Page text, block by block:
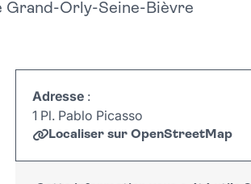
Grand-Orly-Seine-Bièvre
Adresse :
1 Pl. Pablo Picasso
Localiser sur OpenStreetMap
+